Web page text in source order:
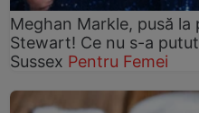
Meghan Markle, pusă la
Stewart! Ce nu s-a
Sussex Pentru Femei